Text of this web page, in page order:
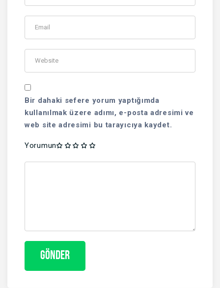
Bir dahaki sefere yorum yaptığımda
kullanılmak üzere adımı, e-posta adresimi ve
web site adresimi bu tarayıcıya kaydet.
Yorumun